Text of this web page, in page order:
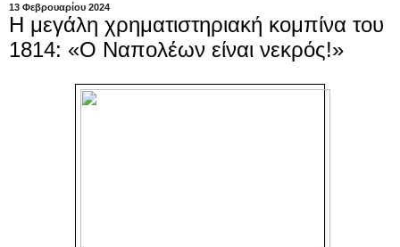
13 Φεβρουαρίου 2024
Η μεγάλη χρηματιστηριακή κομπίνα του
1814: «Ο Ναπολέων είναι νεκρός!»